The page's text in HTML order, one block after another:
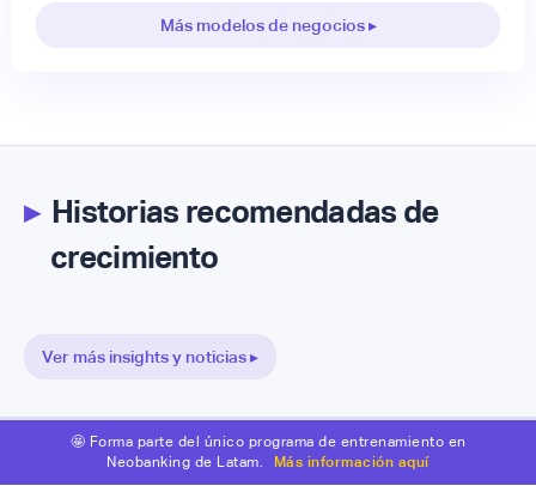
Más modelos de negocios ▸
▸Historias recomendadas de
crecimiento
Ver más insights y noticias ▸
🤩 Forma parte del único programa de entrenamiento en
Neobanking de Latam.
Más información aquí